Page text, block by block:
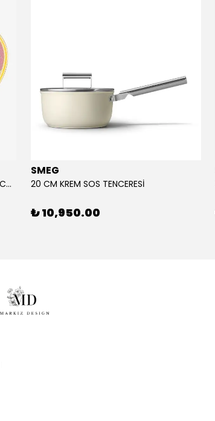
2'Li Pembe Porselen Kalpli Tabak 21,5 Cm La Majorelle
SMEG
20 CM KREM SOS TENCERESİ
₺ 10,950.00